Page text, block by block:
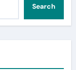
Search